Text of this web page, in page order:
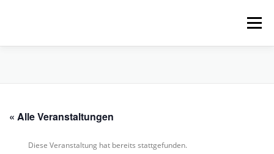
Menü
VERLEIH, TOUREN UND SUP
« Alle Veranstaltungen
Diese Veranstaltung hat bereits stattgefunden.